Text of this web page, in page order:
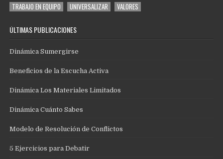
TRABAJO EN EQUIPO
UNIVERSALIZAR VALORES
ÚLTIMAS PUBLICACIONES
Dinámica Sumergirse
Beneficios de la Escucha Activa
Dinámica Los Materiales Limitados
Dinámica Cuánto Sabes
Modelo de Resolución de Conflictos
5 Ejercicios para Debatir